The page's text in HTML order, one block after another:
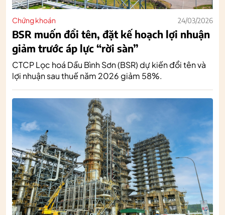
Chứng khoán 24/03/2026
BSR muốn đổi tên, đặt kế hoạch lợi nhuận
giảm trước áp lực “rời sàn”
CTCP Lọc hoá Dầu Bình Sơn (BSR) dự kiến đổi tên và
lợi nhuận sau thuế năm 2026 giảm 58%.